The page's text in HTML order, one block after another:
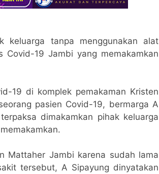
keluarga tanpa menggunakan alat
19 Jambi yang memakamkan
19 di komplek pemakaman Kristen
pasien Covid-19, bermarga A
dimakamkan pihak keluarga
Mattaher Jambi karena sudah lama
tersebut, A Sipayung dinyatakan